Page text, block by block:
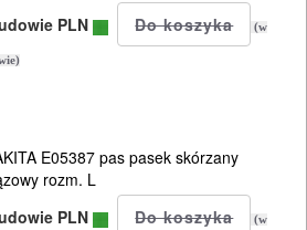
PLN
(w
E05387 pas pasek skórzany
rozm. L
PLN
(w